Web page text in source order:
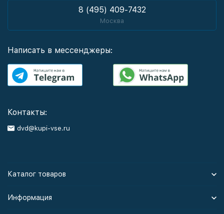
8 (495) 409-7432
Москва
Написать в мессенджеры:
Контакты:
dvd@kupi-vse.ru
Каталог товаров
Информация